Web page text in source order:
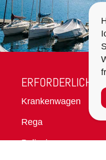
Krankenwagen
Rega
Polizei